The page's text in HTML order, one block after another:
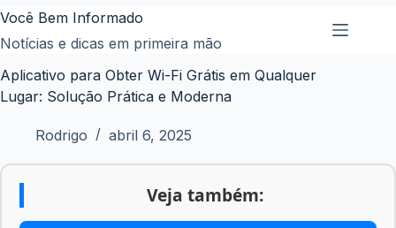
Pular
para
conteúdo
Você Bem Informado
Notícias e dicas em primeira mão
Aplicativo para Obter Wi-Fi Grátis em Qualquer
Lugar: Solução Prática e Moderna
Rodrigo abril 6, 2025
Veja também: